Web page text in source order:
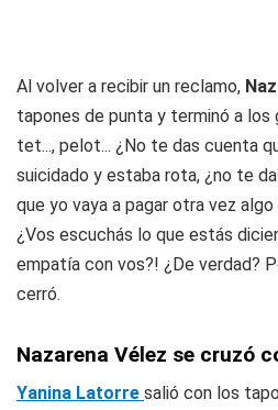
Al volver a recibir un reclamo,
tapones de punta y terminó a los
tet..., pelot... ¿No te das cuenta
suicidado y estaba rota, ¿no te
que yo vaya a pagar otra vez
¿Vos escuchás lo que estás
empatía con vos?! ¿De verdad?
cerró.
Nazarena Vélez se cruzó
Yanina Latorre salió con los